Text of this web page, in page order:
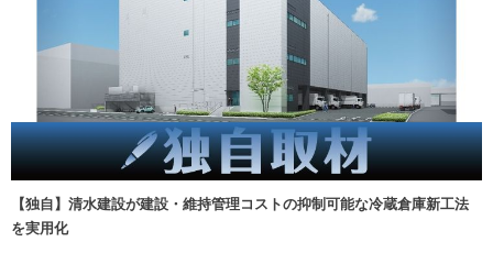
【独自】清水建設が建設・維持管理コストの抑制可能な冷蔵倉庫新工法
を実用化